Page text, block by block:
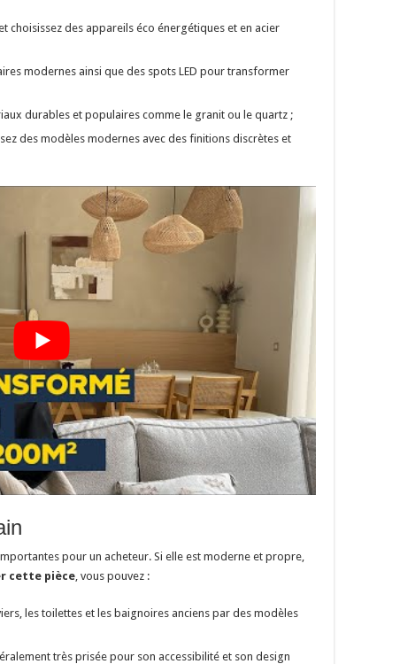
choisissez des appareils éco énergétiques et en acier
modernes ainsi que des spots LED pour transformer
durables et populaires comme le granit ou le quartz ;
des modèles modernes avec des finitions discrètes et
pour un acheteur. Si elle est moderne et propre,
cette pièce, vous pouvez :
les toilettes et les baignoires anciens par des modèles
très prisée pour son accessibilité et son design